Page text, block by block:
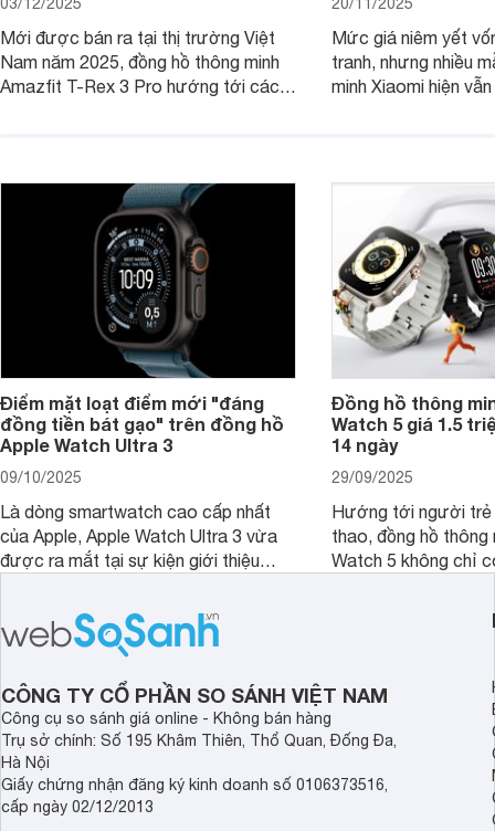
Mới được bán ra tại thị trường Việt
Nam năm 2025, đồng hồ thông minh
Amazfit T-Rex 3 Pro hướng tới các
hoa" hỗ trợ tích cực cho người sử
Mức giá niêm yết
tranh, nhưng nhiều
minh Xiaomi hiện
Điểm mặt loạt điểm mới "đáng
đồng tiền bát gạo" trên đồng hồ
Apple Watch Ultra 3
09/10/2025
Là dòng smartwatch cao cấp nhất
của Apple, Apple Watch Ultra 3 vừa
được ra mắt tại sự kiện giới thiệu
nhưng Apple Watch Ultra 3 cũng có
loạt điểm mới nâng cấp so với thế hệ
tiền nhiệm. Cụ thể cùng tìm hiểu trong
bài viết đưới đây.
Đồng hồ thông
Watch 5 giá 1.5
14 ngày
29/09/2025
Hướng tới người trẻ
thao, đồng hồ thông
Watch 5 không chỉ
ấn tượng trong tầm
CÔNG TY CỔ PHẦN SO SÁNH VIỆT NAM
Công cụ so sánh giá online - Không bán hàng
Trụ sở chính: Số 195 Khâm Thiên, Thổ Quan, Đống Đa,
Hà Nội
Giấy chứng nhận đăng ký kinh doanh số 0106373516,
cấp ngày 02/12/2013